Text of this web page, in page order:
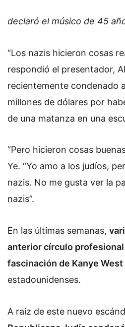
declaró el músico de 45
“Los nazis hicieron cosas
respondió el presentador,
recientemente condenado
millones de dólares por
de una matanza en una
“Pero hicieron cosas
Ye. “Yo amo a los judíos,
nazis. No me gusta ver la
nazis”.
En las últimas semanas,
anterior círculo
fascinación de Kanye
estadounidenses.
A raíz de este nuevo